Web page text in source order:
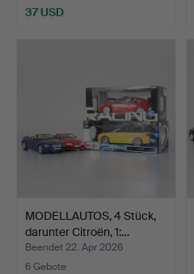
37 USD
MODELLAUTOS, 4 Stück,
darunter Citroën, 1:…
Beendet 22. Apr 2026
6 Gebote